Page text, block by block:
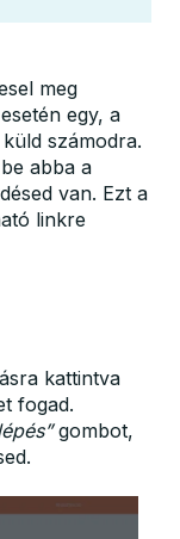
meg
egy, a
számodra.
abba a
van. Ezt a
linkre
kattintva
fogad.
gombot,